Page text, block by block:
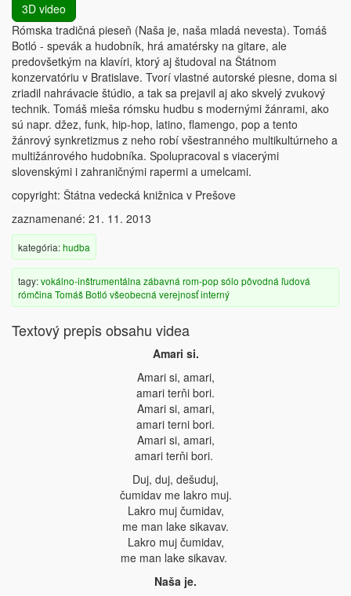
3D video
Rómska tradičná pieseň (Naša je, naša mladá nevesta). Tomáš
Botló - spevák a hudobník, hrá amatérsky na gitare, ale
predovšetkým na klavíri, ktorý aj študoval na Štátnom
konzervatóriu v Bratislave. Tvorí vlastné autorské piesne, doma si
zriadil nahrávacie štúdio, a tak sa prejavil aj ako skvelý zvukový
technik. Tomáš mieša rómsku hudbu s modernými žánrami, ako
sú napr. džez, funk, hip-hop, latino, flamengo, pop a tento
žánrový synkretizmus z neho robí všestranného multikultúrneho a
multižánrového hudobníka. Spolupracoval s viacerými
slovenskými i zahraničnými rapermi a umelcami.
copyright: Štátna vedecká knižnica v Prešove
zaznamenané: 21. 11. 2013
kategória:hudba
tagy:vokálno-inštrumentálna zábavná rom-popsólo pôvodná ľudová
rómčina Tomáš Botló všeobecná verejnosťinterný
Textový prepis obsahu videa
Amari si.
Amari si, amari,
amari terňi bori.
Amari si, amari,
amari terni bori.
Amari si, amari,
amari terňi bori.
Duj, duj, dešuduj,
čumidav me lakro muj.
Lakro muj čumidav,
me man lake sikavav.
Lakro muj čumidav,
me man lake sikavav.
Naša je.